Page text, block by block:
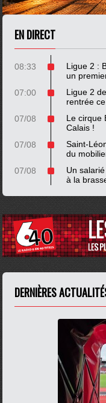
EN DIRECT
08:33
Ligue 2 :
un
07:00
Ligue 2
rentrée
07/08
Le cirque
Calais !
07/08
Saint-
du
07/08
Un
à la
DERNIÈRES